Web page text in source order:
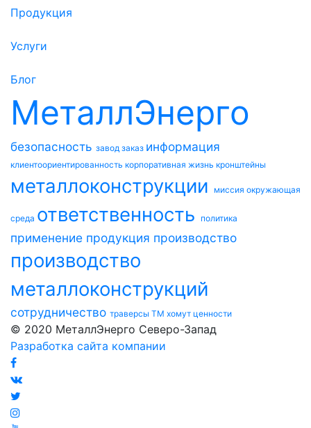
Продукция
Услуги
Блог
МеталлЭнерго
безопасность завод заказ информация
клиентоориентированность корпоративная жизнь кронштейны
металлоконструкции миссия окружающая
среда ответственность политика
применение продукция производство
производство
металлоконструкций
сотрудничество траверсы ТМ хомут ценности
© 2020 МеталлЭнерго Северо-Запад
Разработка сайта компании